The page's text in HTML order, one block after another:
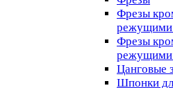
Фрезы
режущими
Фрезы
режущими
Цанговые
Шпонки